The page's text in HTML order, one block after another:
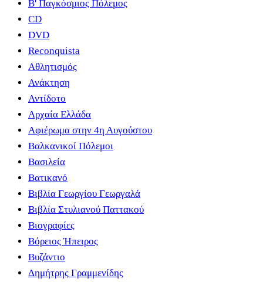
B' Παγκόσμιος Πόλεμος
CD
DVD
Reconquista
Αθλητισμός
Ανάκτηση
Αντίδοτο
Αρχαία Ελλάδα
Αφιέρωμα στην 4η Αυγούστου
Βαλκανικοί Πόλεμοι
Βασιλεία
Βατικανό
Βιβλία Γεωργίου Γεωργαλά
Βιβλία Στυλιανού Παττακού
Βιογραφίες
Βόρειος Ήπειρος
Βυζάντιο
Δημήτρης Γραμμενίδης